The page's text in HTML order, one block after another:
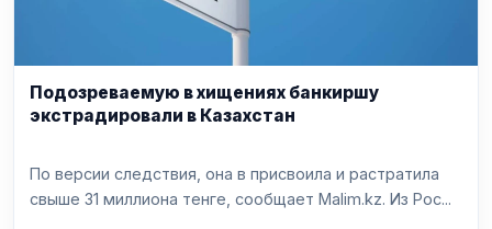
Подозреваемую в хищениях банкиршу
экстрадировали в Казахстан
По версии следствия, она в присвоила и растратила
свыше 31 миллиона тенге, сообщает Malim.kz. Из Рос...